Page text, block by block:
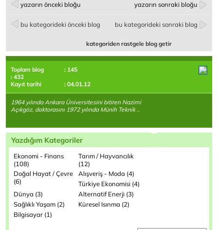
yazarın önceki bloğu yazarın sonraki bloğu
bu kategorideki önceki blog bu kategorideki sonraki blog
kategoriden rastgele blog getir
Toplam blog
: 145
: 432
Kayıt tarihi
: 04.01.12
1964 yılında Ankara Üniversitesini bitiren Nazimi
Açıkgöz, doktorasını 1972 yılında Münih Teknik ..
Yazdığım Kategoriler
Ekonomi - Finans
(108)
Tarım / Hayvancılık
(12)
Doğal Hayat / Çevre
(6)
Alışveriş - Moda (4)
Türkiye Ekonomisi (4)
Dünya (3)
Alternatif Enerji (3)
Sağlıklı Yaşam (2)
Küresel Isınma (2)
Bilgisayar (1)